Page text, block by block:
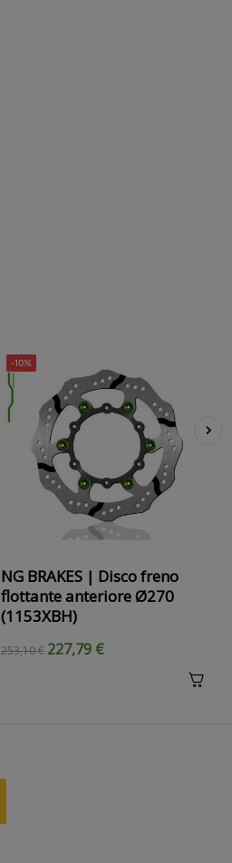
-10%
NG BRAKES | Disco freno
flottante anteriore Ø270
(1153XBH)
253,10 € 227,79 €